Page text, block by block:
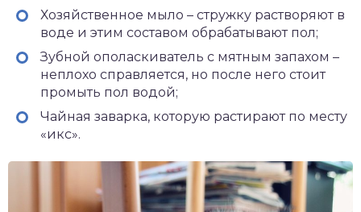
Хозяйственное мыло – стружку растворяют в
воде и этим составом обрабатывают пол;
Зубной ополаскиватель с мятным запахом –
неплохо справляется, но после него стоит
промыть пол водой;
Чайная заварка, которую растирают по месту
«икс».